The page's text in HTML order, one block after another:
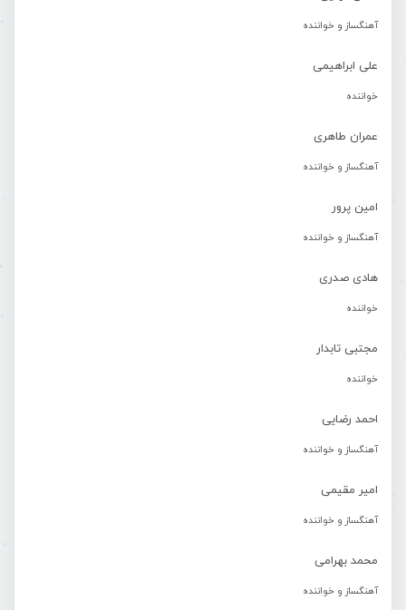
آهنگساز و خواننده
علی ابراهیمی
خواننده
عمران طاهری
آهنگساز و خواننده
امین پرور
آهنگساز و خواننده
هادی صدری
خواننده
مجتبی تابدار
خواننده
احمد رضایی
آهنگساز و خواننده
امیر مقیمی
آهنگساز و خواننده
محمد بهرامی
آهنگساز و خواننده